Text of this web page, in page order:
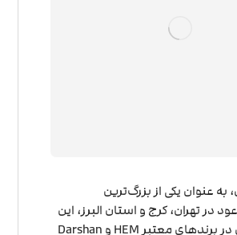
به عنوان یکی از بزرگ‌ترین
در تهران، کرج و استان البرز، این
محصول خاص در برندهای معتبر HEM و Darshan